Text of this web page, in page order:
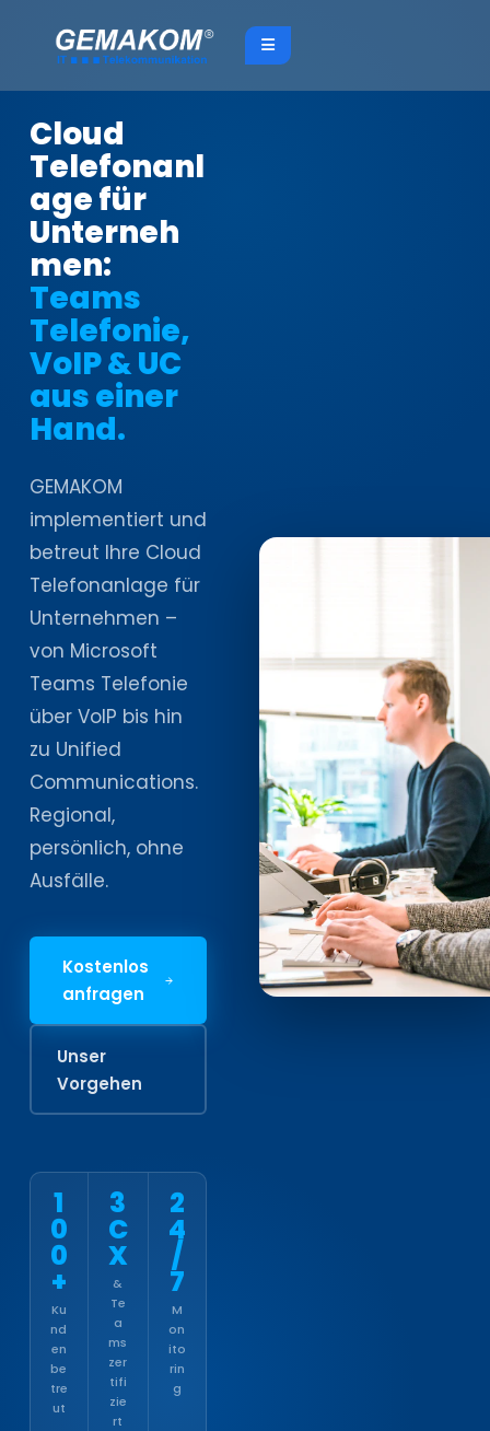
Cloud
Telefonanl
age für
Unterneh
men:
Teams
Telefonie,
VoIP & UC
aus einer
Hand.
GEMAKOM
implementiert und
betreut Ihre Cloud
Telefonanlage für
Unternehmen –
von Microsoft
Teams Telefonie
über VoIP bis hin
zu Unified
Communications.
Regional,
persönlich, ohne
Ausfälle.
Kostenlos
anfragen
Unser
Vorgehen
1
0
0
+
Ku
nd
en
be
tre
ut
3
C
X
&
Te
a
ms
zer
tifi
zie
rt
2
4
/
7
M
on
ito
rin
g